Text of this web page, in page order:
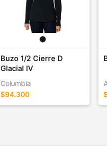
Buzo 1/2 Cierre D
Glacial IV
Columbia
$94.300